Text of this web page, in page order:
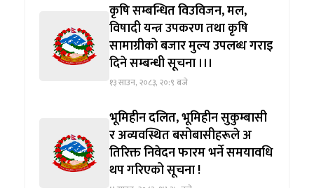
कृषि सम्बन्धित विउविजन, मल,
विषादी यन्त्र उपकरण तथा कृषि
सामाग्रीको बजार मुल्य उपलब्ध गराइ
दिने सम्बन्धी सूचना ।।।
१३ साउन, २०८३, २०:९ बजे
भूमिहीन दलित, भूमिहीन सुकुम्बासी
र अव्यवस्थित बसोबासीहरूले अ
तिरिक्त निवेदन फारम भर्ने समयावधि
थप गरिएको सूचना !